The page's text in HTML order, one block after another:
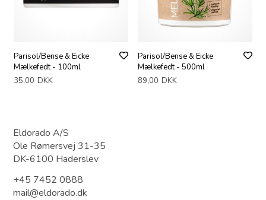
Parisol/Bense & Eicke
Mælkefedt - 100ml
35,00 DKK
Parisol/Bense & Eicke
Mælkefedt - 500ml
89,00 DKK
Eldorado A/S
Ole Rømersvej 31-35
DK-6100 Haderslev
+45 7452 0888
mail@eldorado.dk